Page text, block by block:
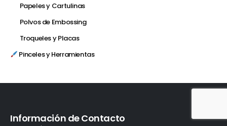
Papeles y Cartulinas
Polvos de Embossing
Troqueles y Placas
Pinceles y Herramientas
Información de Contacto